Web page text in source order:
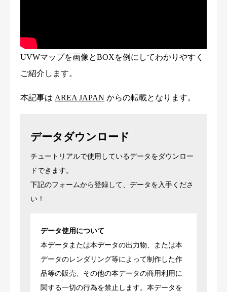
UVWマップを画像とBOXを例にしてわかりやすく
ご紹介します。
本記事は AREA JAPAN からの転載となります。
データダウンロード
チュートリアルで使用しているデータをダウンロー
ドできます。
下記のフォームから登録して、データを入手くださ
い！
データ使用について
本データまたは本データの出力物、または本
データのレンダリング等によって制作した作
品等の販売、その他の本データの商用利用に
関する一切の行為を禁止します。本データを